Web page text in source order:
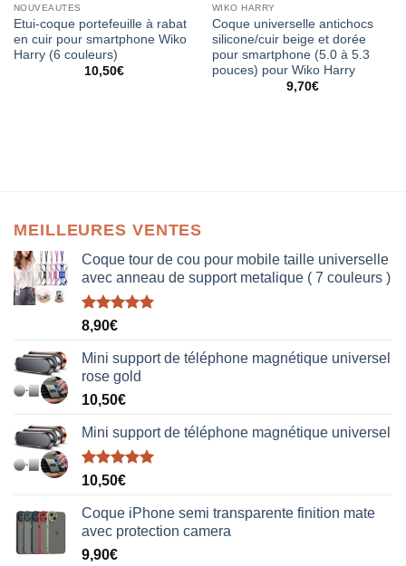
NOUVEAUTES
Etui-coque portefeuille à rabat
en cuir pour smartphone Wiko
Harry (6 couleurs)
10,50€
WIKO HARRY
Coque universelle antichocs
silicone/cuir beige et dorée
pour smartphone (5.0 à 5.3
pouces) pour Wiko Harry
9,70€
MEILLEURES VENTES
Coque tour de cou pour mobile taille universelle
avec anneau de support metalique ( 7 couleurs )
Note5.00
8,90€
Mini support de téléphone magnétique universel
rose gold
10,50€
Mini support de téléphone magnétique universel
Note5.00
10,50€
Coque iPhone semi transparente finition mate
avec protection camera
9,90€